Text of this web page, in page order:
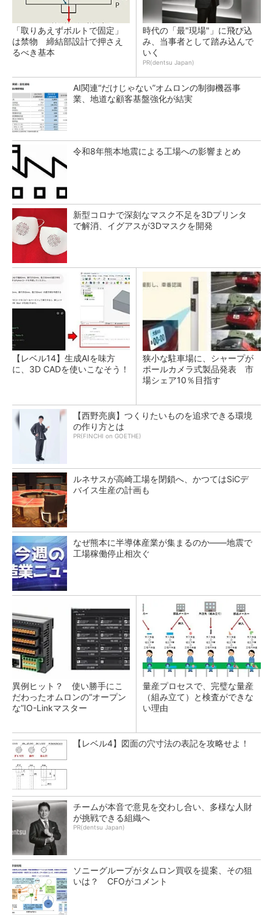
「取りあえずボルトで固定」
は禁物 締結部設計で押さえ
るべき基本
時代の「最"現場"」に飛び込
み、当事者として踏み込んで
いく
PR(dentsu Japan)
AI関連“だけじゃない”オムロンの制御機器事
業、地道な顧客基盤強化が結実
令和8年熊本地震による工場への影響まとめ
新型コロナで深刻なマスク不足を3Dプリンタ
で解消、イグアスが3Dマスクを開発
【レベル14】生成AIを味方
に、3D CADを使いこなそう！
狭小な駐車場に、シャープが
ポールカメラ式製品発表 市
場シェア10％目指す
【西野亮廣】つくりたいものを追求できる環境
の作り方とは
PR(FINCHI on GOETHE)
ルネサスが高崎工場を閉鎖へ、かつてはSiCデ
バイス生産の計画も
なぜ熊本に半導体産業が集まるのか――地震で
工場稼働停止相次ぐ
異例ヒット？ 使い勝手にこ
だわったオムロンの“オープン
な”IO-Linkマスター
量産プロセスで、完璧な量産
（組み立て）と検査ができな
い理由
【レベル4】図面の穴寸法の表記を攻略せよ！
チームが本音で意見を交わし合い、多様な人財
が挑戦できる組織へ
PR(dentsu Japan)
ソニーグループがタムロン買収を提案、その狙
いは？ CFOがコメント